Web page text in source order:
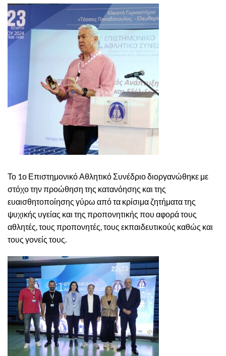
Το 1ο Επιστημονικό Αθλητικό Συνέδριο διοργανώθηκε με
στόχο την προώθηση της κατανόησης και της
ευαισθητοποίησης γύρω από τα κρίσιμα ζητήματα της
ψυχικής υγείας και της προπονητικής που αφορά τους
αθλητές, τους προπονητές, τους εκπαιδευτικούς καθώς και
τους γονείς τους.